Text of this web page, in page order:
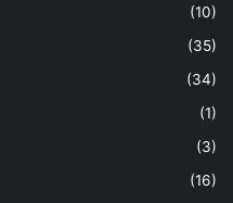
(10)
(35)
(34)
(1)
(3)
(16)